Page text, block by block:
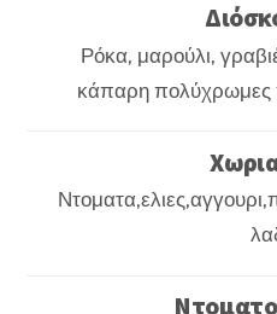
Ρόκα, μαρούλι,
κάπαρη πολύχρωμες